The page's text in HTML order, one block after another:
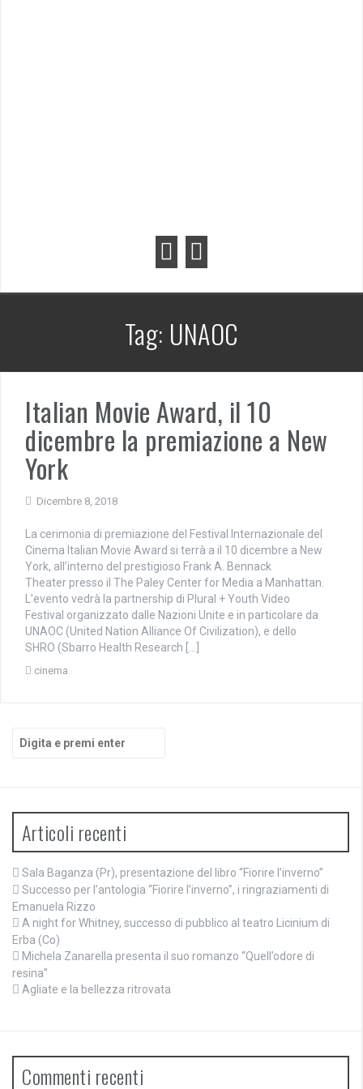
Tag: UNAOC
Italian Movie Award, il 10
dicembre la premiazione a New
York
Dicembre 8, 2018
La cerimonia di premiazione del Festival Internazionale del
Cinema Italian Movie Award si terrà a il 10 dicembre a New
York, all’interno del prestigioso Frank A. Bennack
Theater presso il The Paley Center for Media a Manhattan.
L’evento vedrà la partnership di Plural + Youth Video
Festival organizzato dalle Nazioni Unite e in particolare da
UNAOC (United Nation Alliance Of Civilization), e dello
SHRO (Sbarro Health Research […]
cinema
Articoli recenti
Sala Baganza (Pr), presentazione del libro “Fiorire l’inverno”
Successo per l’antologia “Fiorire l’inverno”, i ringraziamenti di
Emanuela Rizzo
A night for Whitney, successo di pubblico al teatro Licinium di
Erba (Co)
Michela Zanarella presenta il suo romanzo “Quell’odore di
resina”
Agliate e la bellezza ritrovata
Commenti recenti